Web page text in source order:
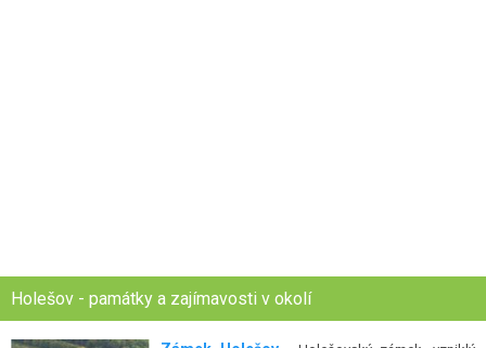
Holešov - památky a zajímavosti v okolí